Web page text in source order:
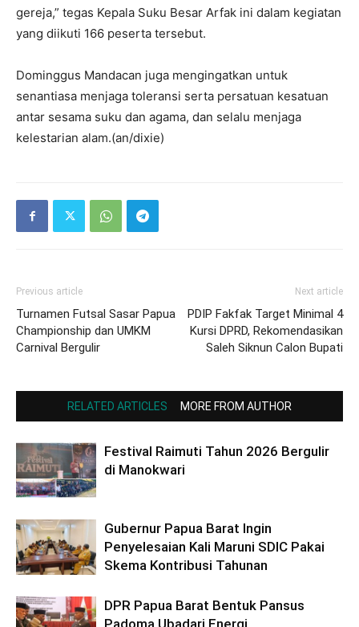
gereja,” tegas Kepala Suku Besar Arfak ini dalam kegiatan
yang diikuti 166 peserta tersebut.
Dominggus Mandacan juga mengingatkan untuk
senantiasa menjaga toleransi serta persatuan kesatuan
antar sesama suku dan agama, dan selalu menjaga
kelestarian alam.(an/dixie)
Previous article
Turnamen Futsal Sasar Papua
Championship dan UMKM
Carnival Bergulir
Next article
PDIP Fakfak Target Minimal 4
Kursi DPRD, Rekomendasikan
Saleh Siknun Calon Bupati
RELATED ARTICLES MORE FROM AUTHOR
Festival Raimuti Tahun 2026 Bergulir
di Manokwari
Gubernur Papua Barat Ingin
Penyelesaian Kali Maruni SDIC Pakai
Skema Kontribusi Tahunan
DPR Papua Barat Bentuk Pansus
Padoma Ubadari Energi